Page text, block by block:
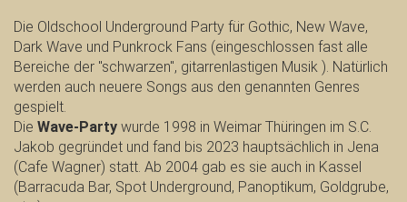
Die Oldschool Underground Party für Gothic, New Wave,
Dark Wave und Punkrock Fans (eingeschlossen fast alle
Bereiche der "schwarzen", gitarrenlastigen Musik ). Natürlich
werden auch neuere Songs aus den genannten Genres
gespielt.
Die Wave-Party wurde 1998 in Weimar Thüringen im S.C.
Jakob gegründet und fand bis 2023 hauptsächlich in Jena
(Cafe Wagner) statt. Ab 2004 gab es sie auch in Kassel
(Barracuda Bar, Spot Underground, Panoptikum, Goldgrube,